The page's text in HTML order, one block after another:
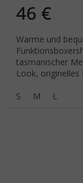
46 €
Warme und
tasmanischer
Look, originelles
S
M L